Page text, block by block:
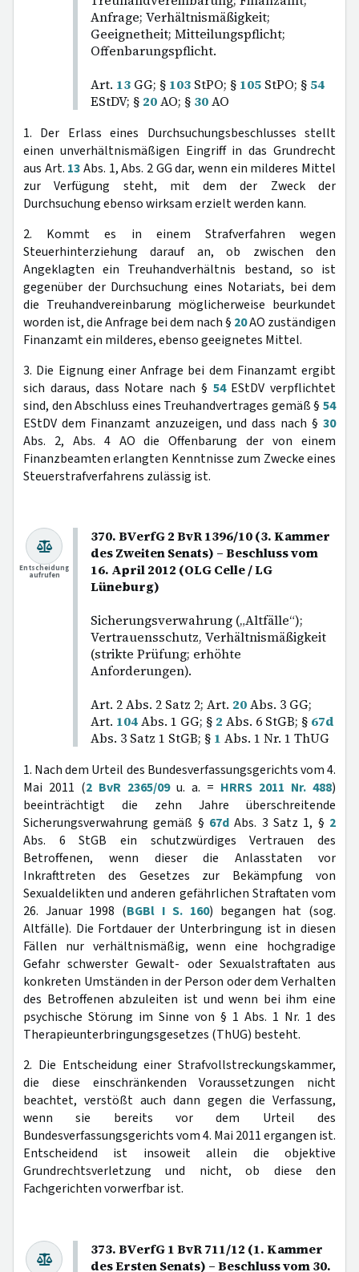
Anfrage; Verhältnismäßigkeit;
Geeignetheit; Mitteilungspflicht;
Offenbarungspflicht.
Art. 13 GG; § 103 StPO; § 105 StPO; § 54
EStDV; § 20AO; § 30AO
1. Der Erlass eines Durchsuchungsbeschlusses stellt
einen unverhältnismäßigen Eingriff in das Grundrecht
aus Art. 13Abs. 1, Abs. 2 GG dar, wenn ein milderes Mittel
zur Verfügung steht, mit dem der Zweck der
Durchsuchung ebenso wirksam erzielt werden kann.
2. Kommt es in einem Strafverfahren wegen
Steuerhinterziehung darauf an, ob zwischen den
Angeklagten ein Treuhandverhältnis bestand, so ist
gegenüber der Durchsuchung eines Notariats, bei dem
die Treuhandvereinbarung möglicherweise beurkundet
worden ist, die Anfrage bei dem nach § 20AO zuständigen
Finanzamt ein milderes, ebenso geeignetes Mittel.
3. Die Eignung einer Anfrage bei dem Finanzamt ergibt
sich daraus, dass Notare nach § 54EStDV verpflichtet
sind, den Abschluss eines Treuhandvertrages gemäß § 54
EStDV dem Finanzamt anzuzeigen, und dass nach § 30
Abs. 2, Abs. 4 AO die Offenbarung der von einem
Finanzbeamten erlangten Kenntnisse zum Zwecke eines
Steuerstrafverfahrens zulässig ist.
370. BVerfG 2 BvR 1396/10 (3. Kammer
des Zweiten Senats) – Beschluss vom
16. April 2012 (OLG Celle / LG
Lüneburg)
Sicherungsverwahrung („Altfälle“);
Vertrauensschutz, Verhältnismäßigkeit
(strikte Prüfung; erhöhte
Anforderungen).
Art. 2 Abs. 2 Satz 2; Art. 20Abs. 3 GG;
Art. 104Abs. 1 GG; § 2 Abs. 6 StGB; § 67d
Abs. 3 Satz 1 StGB; § 1 Abs. 1 Nr. 1 ThUG
Entscheidung
aufrufen
1. Nach dem Urteil des Bundesverfassungsgerichts vom 4.
Mai 2011 (2 BvR 2365/09u. a. = HRRS 2011 Nr. 488)
beeinträchtigt die zehn Jahre überschreitende
Sicherungsverwahrung gemäß § 67d Abs. 3 Satz 1, § 2
Abs. 6 StGB ein schutzwürdiges Vertrauen des
Betroffenen, wenn dieser die Anlasstaten vor
Inkrafttreten des Gesetzes zur Bekämpfung von
Sexualdelikten und anderen gefährlichen Straftaten vom
26. Januar 1998 (BGBl I S. 160) begangen hat (sog.
Altfälle). Die Fortdauer der Unterbringung ist in diesen
Fällen nur verhältnismäßig, wenn eine hochgradige
Gefahr schwerster Gewalt- oder Sexualstraftaten aus
konkreten Umständen in der Person oder dem Verhalten
des Betroffenen abzuleiten ist und wenn bei ihm eine
psychische Störung im Sinne von § 1 Abs. 1 Nr. 1 des
Therapieunterbringungsgesetzes (ThUG) besteht.
2. Die Entscheidung einer Strafvollstreckungskammer,
die diese einschränkenden Voraussetzungen nicht
beachtet, verstößt auch dann gegen die Verfassung,
wenn sie bereits vor dem Urteil des
Bundesverfassungsgerichts vom 4. Mai 2011 ergangen ist.
Entscheidend ist insoweit allein die objektive
Grundrechtsverletzung und nicht, ob diese den
Fachgerichten vorwerfbar ist.
373. BVerfG 1 BvR 711/12 (1. Kammer
des Ersten Senats) – Beschluss vom 30.